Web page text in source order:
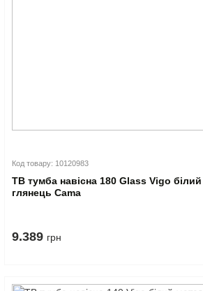
Код товару: 10120983
ТВ тумба навісна 180 Glass Vigo
глянець Cama
9.389 грн